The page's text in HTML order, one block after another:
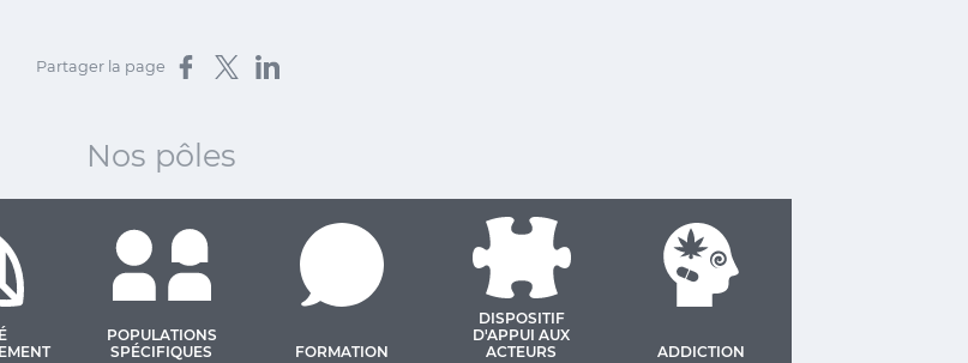
Partager la page Partager sur Facebook
Partager sur X
Partager sur LinkedIn
Nos pôles
POPULATIONS
SPÉCIFIQUES
FORMATION
DISPOSITIF
D'APPUI AUX
ACTEURS
ADDICTION